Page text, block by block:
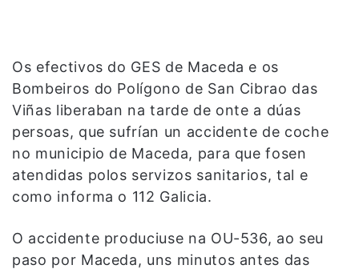
Os efectivos do GES de Maceda e os
Bombeiros do Polígono de San Cibrao das
Viñas liberaban na tarde de onte a dúas
persoas, que sufrían un accidente de coche
no municipio de Maceda, para que fosen
atendidas polos servizos sanitarios, tal e
como informa o 112 Galicia.
O accidente produciuse na OU-536, ao seu
paso por Maceda, uns minutos antes das